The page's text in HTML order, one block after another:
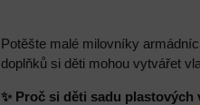
Potěšte malé milovníky
doplňků si děti mohou vytvářet
✨ Proč si děti sadu plastových